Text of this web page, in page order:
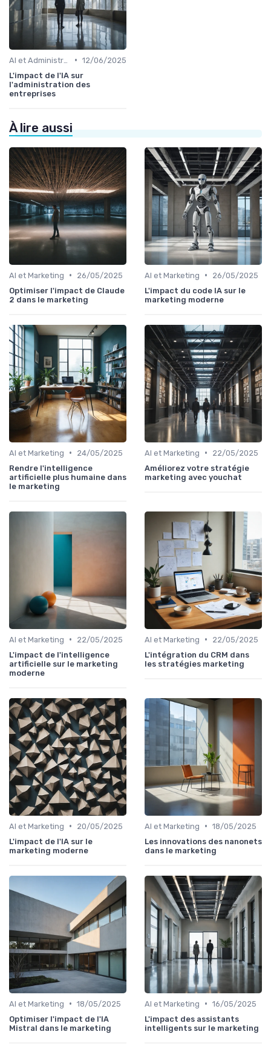
• 12/06/2025
L'impact de l'IA sur
l'administration des
entreprises
À lire aussi
AI et Marketing •
26/05/2025
Optimiser l'impact de Claude
2 dans le marketing
AI et Marketing •
26/05/2025
L'impact du code IA sur le
marketing moderne
AI et Marketing •
24/05/2025
Rendre l'intelligence
artificielle plus humaine dans
le marketing
AI et Marketing •
22/05/2025
Améliorez votre stratégie
marketing avec youchat
AI et Marketing •
22/05/2025
L'impact de l'intelligence
artificielle sur le marketing
moderne
AI et Marketing •
22/05/2025
L'intégration du CRM dans
les stratégies marketing
AI et Marketing •
20/05/2025
L'impact de l'IA sur le
marketing moderne
AI et Marketing • 18/05/2025
Les innovations des nanonets
dans le marketing
AI et Marketing • 18/05/2025
Optimiser l'impact de l'IA
Mistral dans le marketing
AI et Marketing • 16/05/2025
L'impact des assistants
intelligents sur le marketing